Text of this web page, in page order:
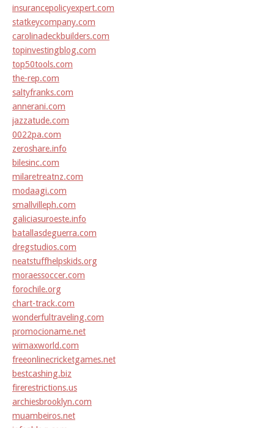
insurancepolicyexpert.com
statkeycompany.com
carolinadeckbuilders.com
topinvestingblog.com
top50tools.com
the-rep.com
saltyfranks.com
annerani.com
jazzatude.com
0022pa.com
zeroshare.info
bilesinc.com
milaretreatnz.com
modaagi.com
smallvilleph.com
galiciasuroeste.info
batallasdeguerra.com
dregstudios.com
neatstuffhelpskids.org
moraessoccer.com
forochile.org
chart-track.com
wonderfultraveling.com
promocioname.net
wimaxworld.com
freeonlinecricketgames.net
bestcashing.biz
firerestrictions.us
archiesbrooklyn.com
muambeiros.net